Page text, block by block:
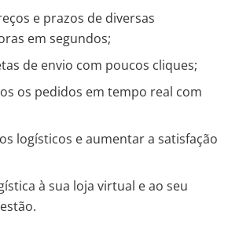
e prazos de diversas
em segundos;
de envio com poucos cliques;
os pedidos em tempo real com
logísticos e aumentar a satisfação
à sua loja virtual e ao seu